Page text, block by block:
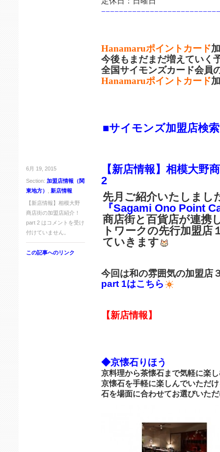
Hanamaruポイントカード
今後もまだまだ増えていく
全国サイモンズカード会員
Hanamaruポイントカード
■サイモンズ加盟店検
6月 19, 2015
Section: 加盟店情報（関
東地方）
新店情報
【新店情報】相模大野
商店街の加盟店紹介！
part 2 は コメントを受け
付けていません。
この記事へのリンク
【新店情報】相模大野
2
先月ご紹介いたしまし
『Sagami Ono Point
商店街と百貨店が連携
トワークの先行加盟店
ていきます
今回は和の雰囲気の加盟店
part 1はこちら
【新店情報】
◆京懐石りほう
京料理から茶懐石まで気軽に楽
京懐石を手軽に楽しんでいただ
石を場面に合わせてお選びいた